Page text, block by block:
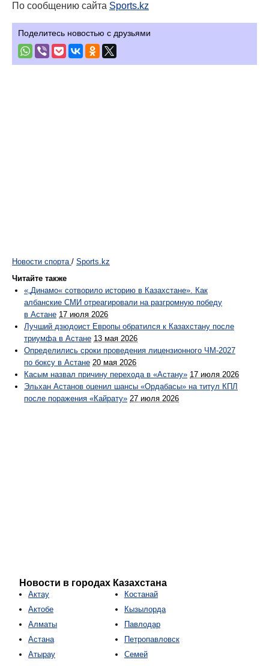
По сообщению сайта Sports.kz
Поделитесь новостью с друзьями
Новости спорта / Sports.kz
Читайте также
«„Динамо« сотворило историю в Казахстане». Как
албанские СМИ отреагировали на разгромную победу
в Астане 17 июля 2026
Лучший дзюдоист Европы обратился к Казахстану после
триумфа в Астане 13 мая 2026
Определились сроки проведения лицензионного ЧМ-2027
по боксу в Астане 20 мая 2026
Касым назвал причину перехода в «Астану» 17 июля 2026
Эльхан Астанов оценил шансы «Ордабасы» на титул КПЛ
после поражения «Кайрату» 27 июля 2026
Новости в городах Казахстана
Актау
Актобе
Алматы
Астана
Атырау
Костанай
Кызылорда
Павлодар
Петропавловск
Семей